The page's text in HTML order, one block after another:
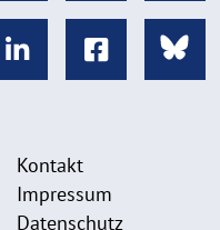
Kontakt
Impressum
Datenschutz